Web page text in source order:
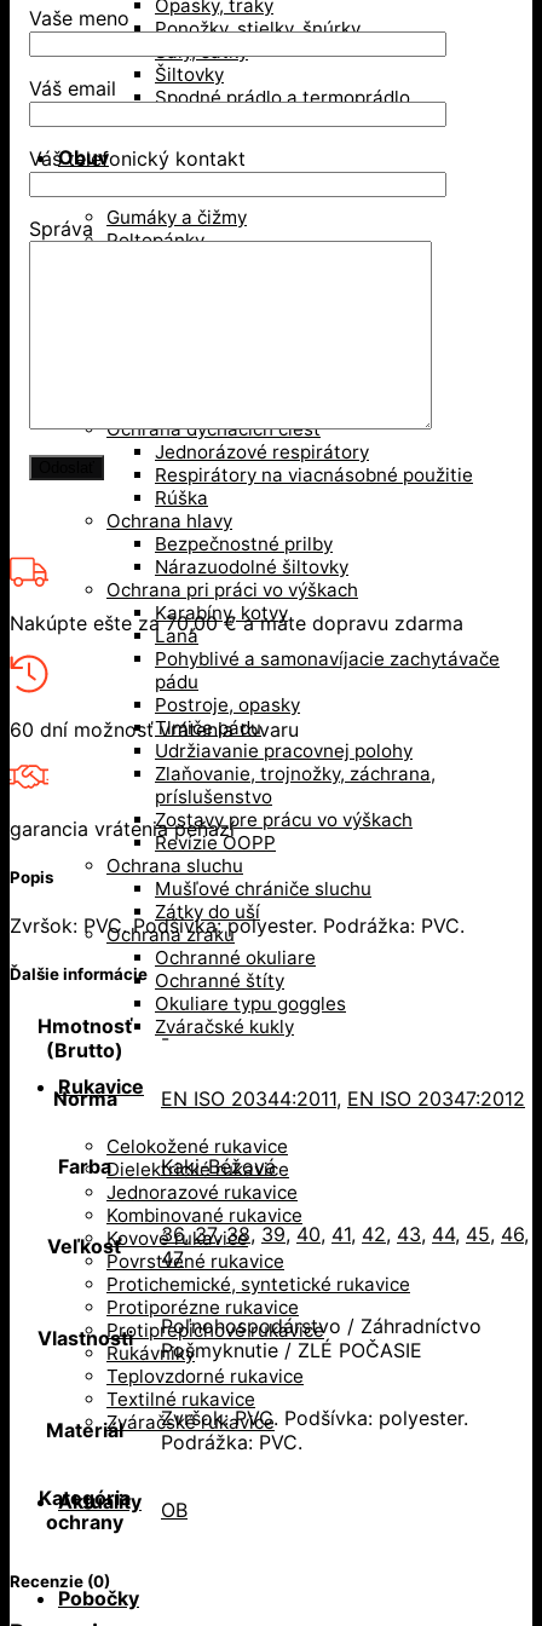
Opasky, traky
Ponožky, stielky, šnúrky
Šály, šatky
Šiltovky
Spodné prádlo a termoprádlo
Obuv
Gumáky a čižmy
Poltopánky
Ochrana dýchacích ciest
Jednorázové respirátory
Respirátory na viacnásobné použitie
Rúška
Ochrana hlavy
Bezpečnostné prilby
Nárazuodolné šiltovky
Ochrana pri práci vo výškach
Karabíny, kotvy
Laná
Pohyblivé a samonavíjacie zachytávače
pádu
Postroje, opasky
Tlmiče pádu
Udržiavanie pracovnej polohy
Zlaňovanie, trojnožky, záchrana,
príslušenstvo
Zostavy pre prácu vo výškach
Revízie OOPP
Ochrana sluchu
Mušľové chrániče sluchu
Zátky do uší
Ochrana zraku
Ochranné okuliare
Ochranné štíty
Okuliare typu goggles
Zváračské kukly
Rukavice
Celokožené rukavice
Dielektrické rukavice
Jednorazové rukavice
Kombinované rukavice
Kovové rukavice
Povrstvené rukavice
Protichemické, syntetické rukavice
Protiporézne rukavice
Protiprepichové rukavice
Rukávniky
Teplovzdorné rukavice
Textilné rukavice
Zváračské rukavice
Aktuality
Pobočky
Vaše meno
Váš email
Váš telefonický kontakt
Správa
Nakúpte ešte za70,00€a máte dopravu zdarma
60 dní možnosť vrátenia tovaru
garancia vrátenia peňazí
Popis
Zvršok: PVC. Podšívka: polyester. Podrážka: PVC.
Ďalšie informácie
Hmotnosť
(Brutto)
-
Norma EN ISO 20344:2011, EN ISO 20347:2012
Farba Kaki-Béžová
Veľkosť 36,37,38, 39, 40, 41, 42, 43, 44, 45, 46,
47
Vlastnosti
Poľnohospodárstvo / Záhradníctvo
Pošmyknutie / ZLÉ POČASIE
Materiál
Zvršok: PVC. Podšívka: polyester.
Podrážka: PVC.
Kategória
ochrany
OB
Recenzie (0)